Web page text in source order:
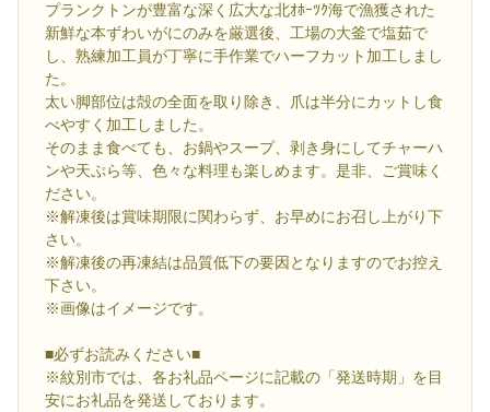
プランクトンが豊富な深く広大な北ｵﾎｰﾂｸ海で漁獲された
新鮮な本ずわいがにのみを厳選後、工場の大釜で塩茹で
し、熟練加工員が丁寧に手作業でハーフカット加工しまし
た。
太い脚部位は殻の全面を取り除き、爪は半分にカットし食
べやすく加工しました。
そのまま食べても、お鍋やスープ、剥き身にしてチャーハ
ンや天ぷら等、色々な料理も楽しめます。是非、ご賞味く
ださい。
※解凍後は賞味期限に関わらず、お早めにお召し上がり下
さい。
※解凍後の再凍結は品質低下の要因となりますのでお控え
下さい。
※画像はイメージです。
■必ずお読みください■
※紋別市では、各お礼品ページに記載の「発送時期」を目
安にお礼品を発送しております。